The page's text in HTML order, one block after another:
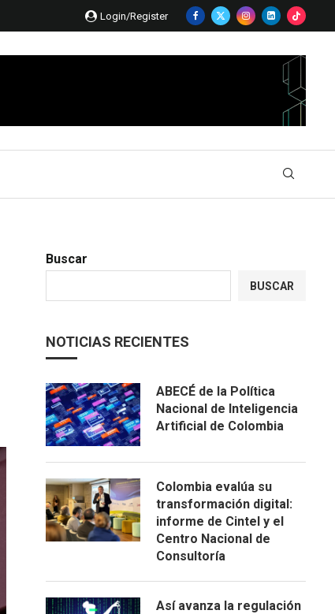
Login/Register
Buscar
BUSCAR
NOTICIAS RECIENTES
ABECÉ de la Política
Nacional de Inteligencia
Artificial de Colombia
Colombia evalúa su
transformación digital:
informe de Cintel y el
Centro Nacional de
Consultoría
Así avanza la regulación